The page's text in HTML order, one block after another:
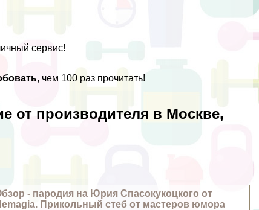
сервис!
, чем 100 раз прочитать!
от производителя в Москве,
- пародия на Юрия Спасокукоцкого от
Прикольный стеб от мастеров юмора